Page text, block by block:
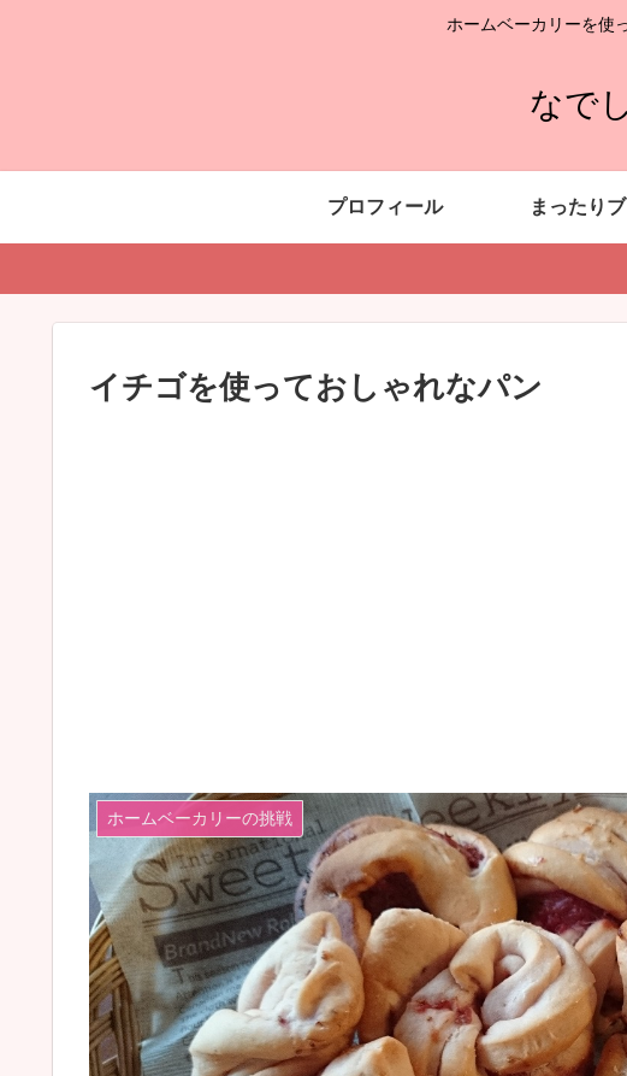
ホームベーカリーを使
なで
プロフィール まったり
イチゴを使っておしゃれなパン
ホームベーカリーの挑戦